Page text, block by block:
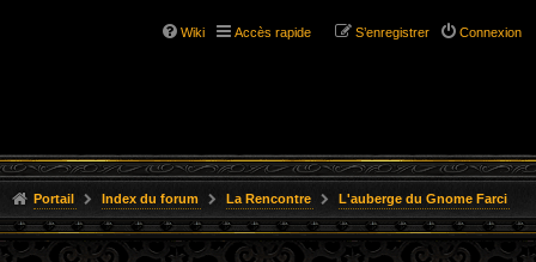
Wiki Accès rapide Connexion
S’enregistrer
Portail Index du forum La Rencontre L'auberge du Gnome Farci